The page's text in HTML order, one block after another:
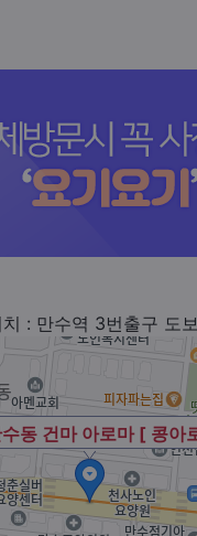
치 : 만수역 3번출구 도
동 건마 아로마 [ 콩아